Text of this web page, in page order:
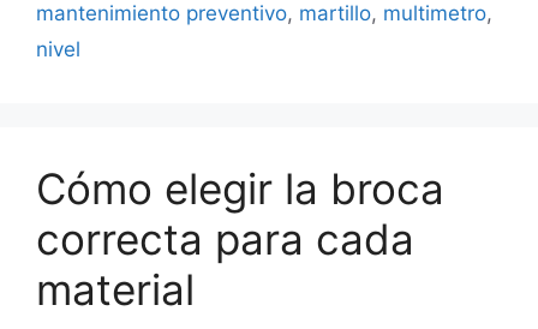
mantenimiento preventivo, martillo, multimetro,
nivel
Cómo elegir la broca
correcta para cada
material